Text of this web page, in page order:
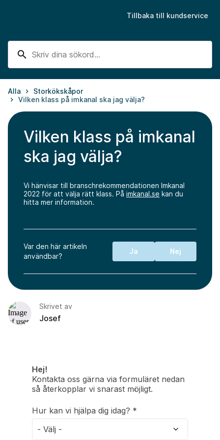
search
Tillbaka till kundservice
Alla keyboard_arrow_right Storkökskåpor
keyboard_arrow_right Vilken klass på imkanal ska jag välja?
Vilken klass på imkanal
ska jag välja?
Vi hänvisar till branschrekommendationen Imkanal
2022 för att välja rätt klass. På imkanal.se kan du
hitta mer information.
Var den här artikeln
användbar?
Ja Nej
Skrivet av
Josef